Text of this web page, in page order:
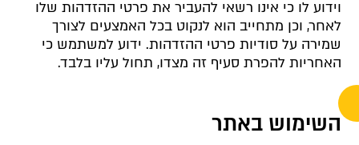
וידוע לו כי אינו רשאי להעביר את פרטי ההזדהות שלו
לאחר, וכן מתחייב הוא לנקוט בכל האמצעים לצורך
שמירה על סודיות פרטי ההזדהות. ידוע למשתמש כי
האחריות להפרת סעיף זה מצדו, תחול עליו בלבד.
השימוש באתר